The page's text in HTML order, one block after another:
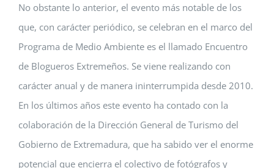
No obstante lo anterior, el evento más notable de los
que, con carácter periódico, se celebran en el marco del
Programa de Medio Ambiente es el llamado Encuentro
de Blogueros Extremeños. Se viene realizando con
carácter anual y de manera ininterrumpida desde 2010.
En los últimos años este evento ha contado con la
colaboración de la Dirección General de Turismo del
Gobierno de Extremadura, que ha sabido ver el enorme
potencial que encierra el colectivo de fotógrafos y